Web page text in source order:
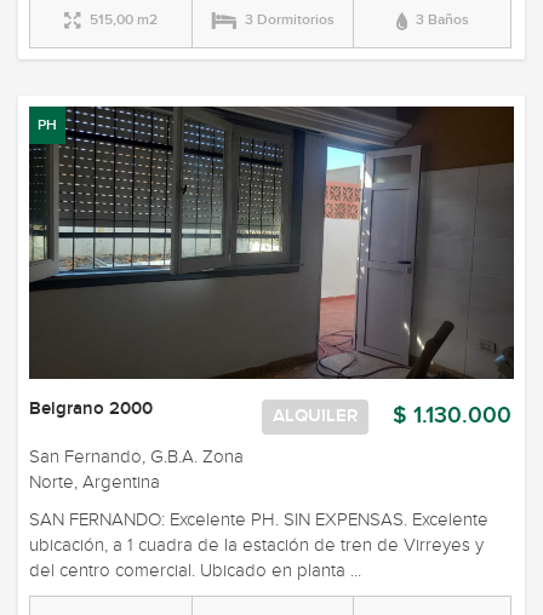
515,00 m2 3 Dormitorios 3 Baños
PH
$ 1.130.000
ALQUILER
Belgrano 2000
San Fernando, G.B.A. Zona
Norte, Argentina
SAN FERNANDO: Excelente PH. SIN EXPENSAS. Excelente
ubicación, a 1 cuadra de la estación de tren de Virreyes y
del centro comercial. Ubicado en planta ...